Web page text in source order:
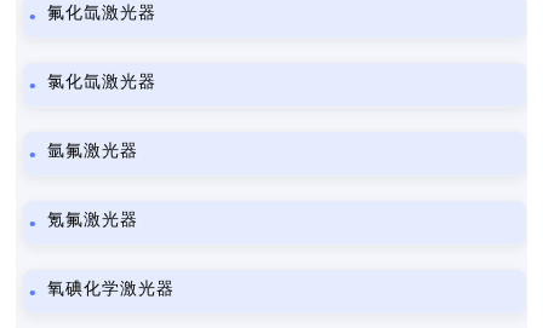
氟化氙激光器
氯化氙激光器
氩氟激光器
氪氟激光器
氧碘化学激光器